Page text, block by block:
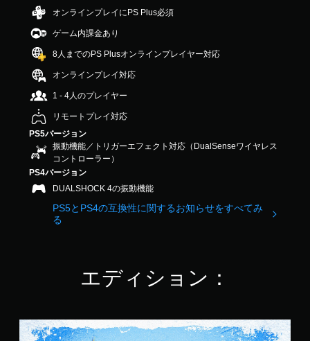
階
の
3
6
で
す
オンラインプレイにPS Plus必須
ゲーム内課金あり
8人までのPS Plusオンラインプレイヤー対応
オンラインプレイ対応
1 - 4人のプレイヤー
リモートプレイ対応
PS5バージョン
振動機能／トリガーエフェクト対応（DualSenseワイヤレス
コントローラー）
PS4バージョン
DUALSHOCK 4の振動機能
PS5とPS4の互換性に関するお知らせをすべてみ
る
エディション：
ス
タ